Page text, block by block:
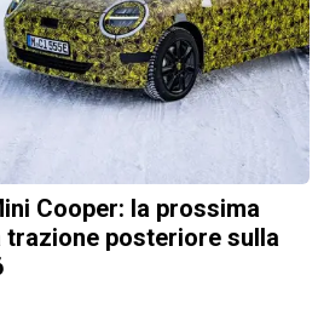
Cooper: la prossima
trazione posteriore sulla